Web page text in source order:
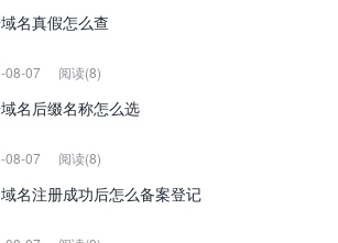
名真假怎么查
08-07 阅读(8)
名后缀名称怎么选
08-07 阅读(8)
名注册成功后怎么备案登记